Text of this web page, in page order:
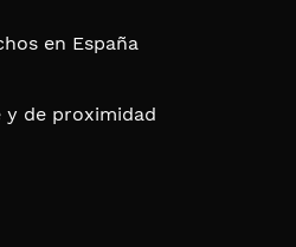
en España
y de proximidad